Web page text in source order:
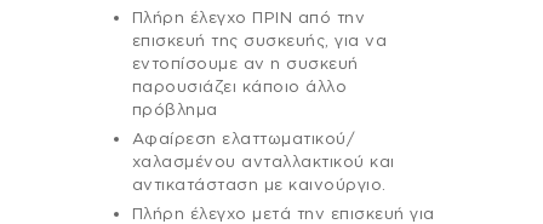
Πλήρη έλεγχο ΠΡΙΝ από την
επισκευή της συσκευής, για να
εντοπίσουμε αν η συσκευή
παρουσιάζει κάποιο άλλο
πρόβλημα
Αφαίρεση ελαττωματικού/
χαλασμένου ανταλλακτικού και
αντικατάσταση με καινούργιο.
Πλήρη έλεγχο μετά την επισκευή για